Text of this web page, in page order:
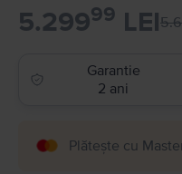
5.29999 LEI
Garantie
2 ani
Plătește cu